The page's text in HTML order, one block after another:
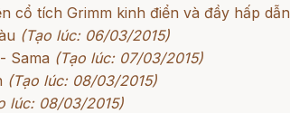
cổ tích Grimm kinh điển và đầy hấp dẫn
(Tạo lúc: 06/03/2015)
Sama (Tạo lúc: 07/03/2015)
(Tạo lúc: 08/03/2015)
lúc: 08/03/2015)